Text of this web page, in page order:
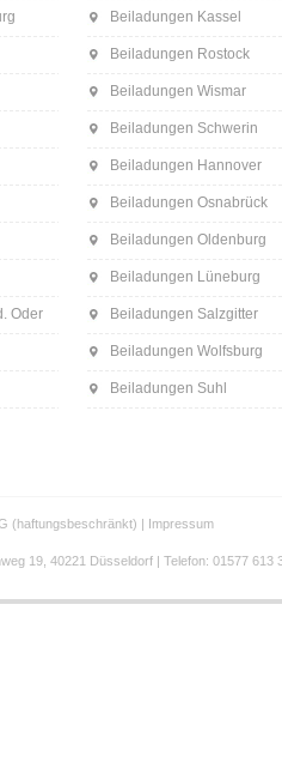
Oder
Beiladungen Kassel
Beiladungen Rostock
Beiladungen Wismar
Beiladungen Schwerin
Beiladungen Hannover
Beiladungen Osnabrück
Beiladungen Oldenburg
Beiladungen Lüneburg
Beiladungen Salzgitter
Beiladungen Wolfsburg
Beiladungen Suhl
(haftungsbeschränkt) | Impressum
19, 40221 Düsseldorf | Telefon: 01577